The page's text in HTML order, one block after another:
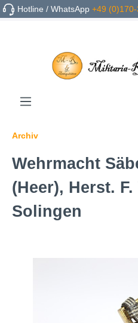
Hotline / WhatsApp+49
Archiv
Wehrmacht
(Heer), Herst.
Solingen